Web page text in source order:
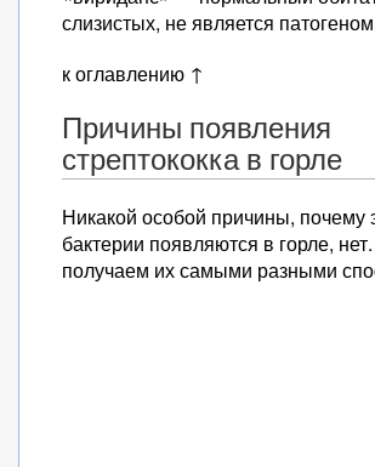
слизистых, не является
к оглавлению ↑
Причины появления
стрептококка в горле
Никакой особой причины, почему
бактерии появляются в горле,
получаем их самыми разными